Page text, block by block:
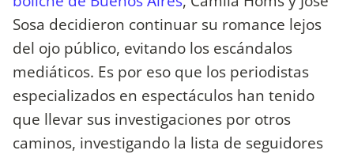
Sosa decidieron continuar su romance lejos
del ojo público, evitando los escándalos
mediáticos. Es por eso que los periodistas
especializados en espectáculos han tenido
que llevar sus investigaciones por otros
caminos, investigando la lista de seguidores